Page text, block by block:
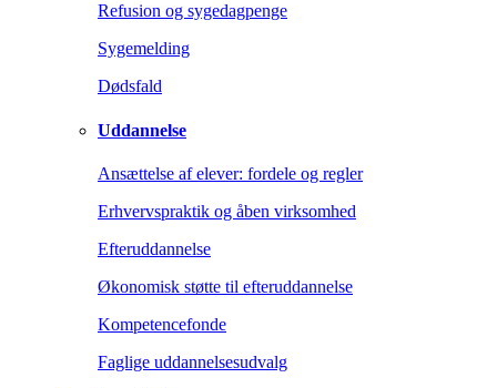
Refusion og sygedagpenge
Sygemelding
Dødsfald
Uddannelse
Ansættelse af elever: fordele og regler
Erhvervspraktik og åben virksomhed
Efteruddannelse
Økonomisk støtte til efteruddannelse
Kompetencefonde
Faglige uddannelsesudvalg